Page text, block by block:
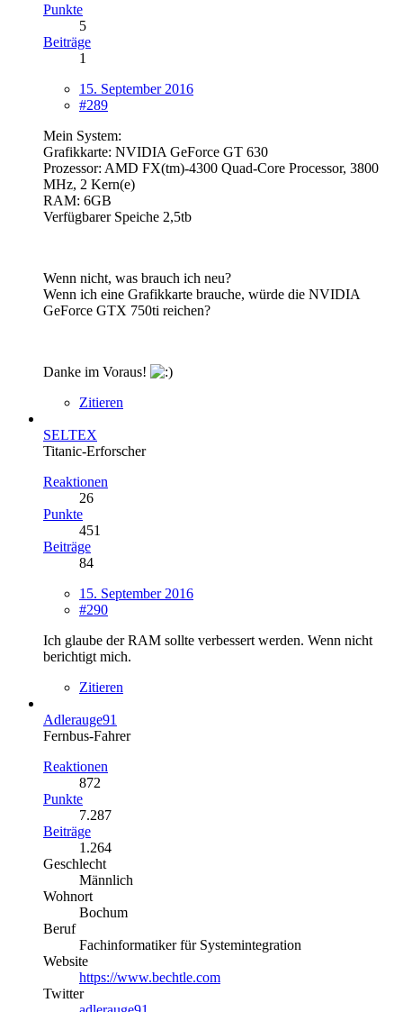
Punkte
5
Beiträge
1
15. September 2016
#289
Mein System:
Grafikkarte: NVIDIA GeForce GT 630
Prozessor: AMD FX(tm)-4300 Quad-Core Processor, 3800
MHz, 2 Kern(e)
RAM: 6GB
Verfügbarer Speiche 2,5tb
Wenn nicht, was brauch ich neu?
Wenn ich eine Grafikkarte brauche, würde die NVIDIA
GeForce GTX 750ti reichen?
Danke im Voraus!
Zitieren
SELTEX
Titanic-Erforscher
Reaktionen
26
Punkte
451
Beiträge
84
15. September 2016
#290
Ich glaube der RAM sollte verbessert werden. Wenn nicht
berichtigt mich.
Zitieren
Adlerauge91
Fernbus-Fahrer
Reaktionen
872
Punkte
7.287
Beiträge
1.264
Geschlecht
Männlich
Wohnort
Bochum
Beruf
Fachinformatiker für Systemintegration
Website
https://www.bechtle.com
Twitter